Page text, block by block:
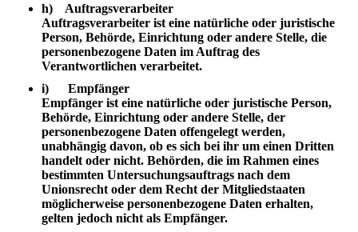
h) Auftragsverarbeiter
Auftragsverarbeiter ist eine natürliche oder juristische
Person, Behörde, Einrichtung oder andere Stelle, die
personenbezogene Daten im Auftrag des
Verantwortlichen verarbeitet.
i) Empfänger
Empfänger ist eine natürliche oder juristische Person,
Behörde, Einrichtung oder andere Stelle, der
personenbezogene Daten offengelegt werden,
unabhängig davon, ob es sich bei ihr um einen Dritten
handelt oder nicht. Behörden, die im Rahmen eines
bestimmten Untersuchungsauftrags nach dem
Unionsrecht oder dem Recht der Mitgliedstaaten
möglicherweise personenbezogene Daten erhalten,
gelten jedoch nicht als Empfänger.